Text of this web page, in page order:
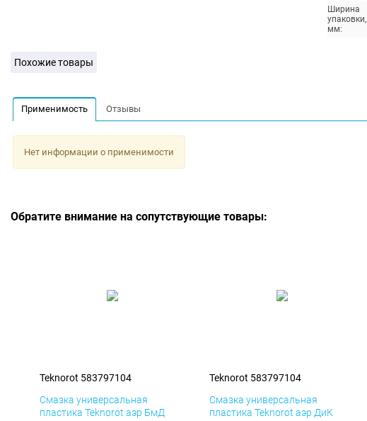
Ширина
упаковки,
мм:
Похожие товары
Применимость Отзывы
Нет информации о применимости
Обратите внимание на сопутствующие товары:
Teknorot 583797104
Смазка универсальная
пластика Teknorot аэр БмД
Teknorot 583797104
Смазка универсальная
пластика Teknorot аэр ДиК